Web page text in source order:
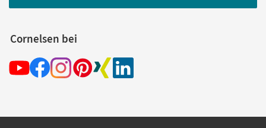
Cornelsen bei